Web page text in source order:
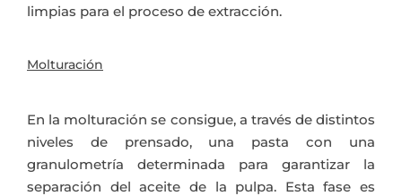
limpias para el proceso de extracción.
Molturación
En la molturación se consigue, a través de distintos
niveles de prensado, una pasta con una
granulometría determinada para garantizar la
separación del aceite de la pulpa. Esta fase es